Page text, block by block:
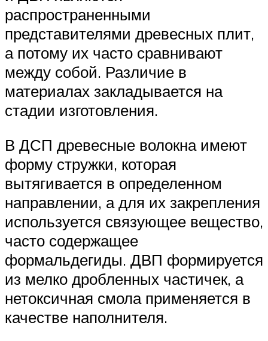
распространенными
представителями древесных плит,
а потому их часто сравнивают
между собой. Различие в
материалах закладывается на
стадии изготовления.
В ДСП древесные волокна имеют
форму стружки, которая
вытягивается в определенном
направлении, а для их закрепления
используется связующее вещество,
часто содержащее
формальдегиды. ДВП формируется
из мелко дробленных частичек, а
нетоксичная смола применяется в
качестве наполнителя.